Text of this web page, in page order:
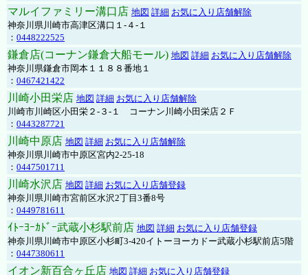
マルイファミリー溝口店 地図 詳細 お気に入り店舗解除
神奈川県川崎市高津区溝口１-４-１
： 0448222525
鎌倉店(コーナン鎌倉大船モール) 地図 詳細 お気に入り店舗解除
神奈川県鎌倉市岡本１１８８番地１
： 0467421422
川崎小田栄店 地図 詳細 お気に入り店舗解除
川崎市川崎区小田栄２‐３‐１ コーナン川崎小田栄店２Ｆ
： 0443287721
川崎中原店 地図 詳細 お気に入り店舗解除
神奈川県川崎市中原区宮内2-25-18
： 0447501711
川崎水沢店 地図 詳細 お気に入り店舗登録
神奈川県川崎市宮前区水沢2丁目3番8号
： 0449781611
ｲﾄｰﾖｰｶﾄﾞｰ武蔵小杉駅前店 地図 詳細 お気に入り店舗登録
神奈川県川崎市中原区小杉町3-420イトーヨーカドー武蔵小杉駅前店5階
： 0447380611
イオン新百合ヶ丘店 地図 詳細 お気に入り店舗登録